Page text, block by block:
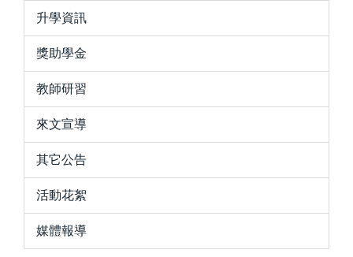
升學資訊
獎助學金
教師研習
來文宣導
其它公告
活動花絮
媒體報導